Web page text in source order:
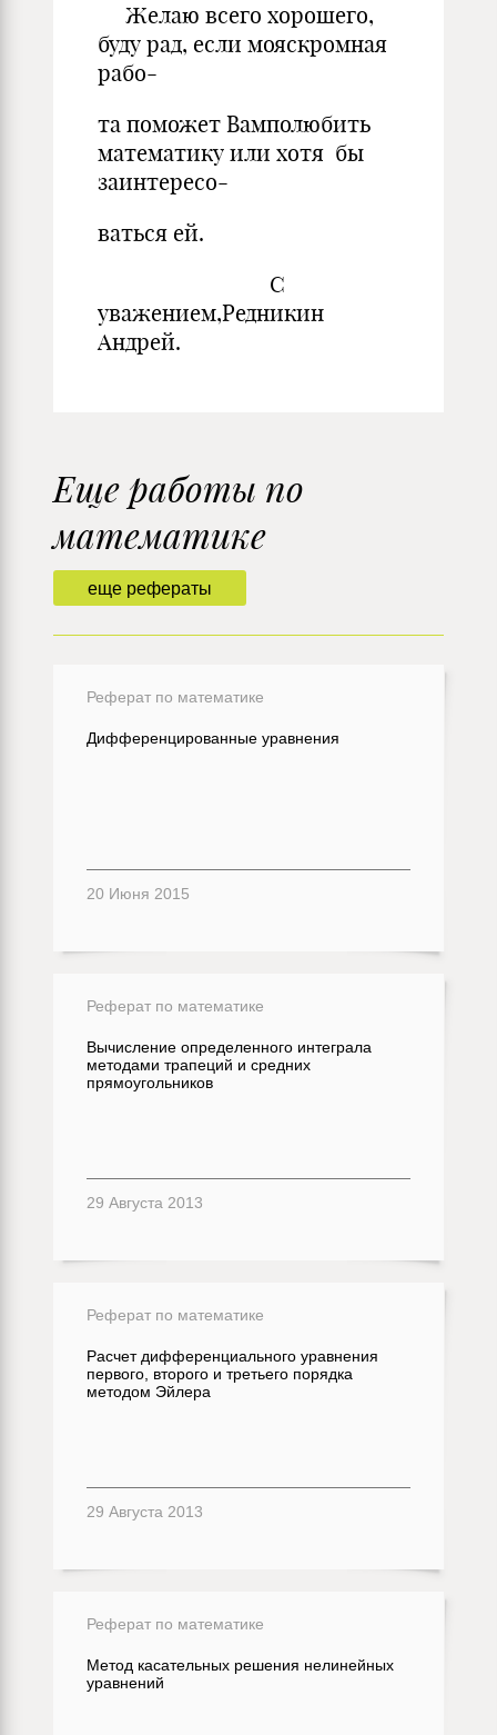
Желаю всего хорошего,
буду рад, если мояскромная
рабо-
та поможет Вамполюбить
математику или хотя бы
заинтересо-
ваться ей.
С
уважением,Редникин
Андрей.
еще рефераты
Еще работы по
математике
Реферат по математике
Дифференцированные уравнения
20 Июня 2015
Реферат по математике
Вычисление определенного интеграла
методами трапеций и средних
прямоугольников
29 Августа 2013
Реферат по математике
Расчет дифференциального уравнения
первого, второго и третьего порядка
методом Эйлера
29 Августа 2013
Реферат по математике
Метод касательных решения нелинейных
уравнений